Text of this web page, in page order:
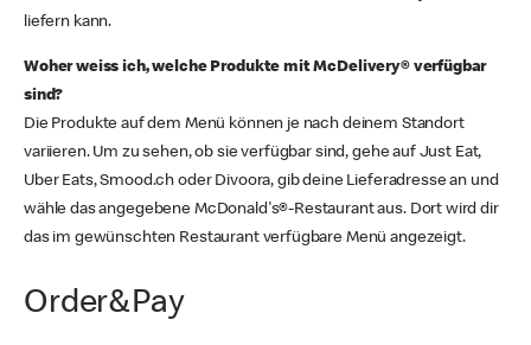
liefern kann.
Woher weiss ich, welche Produkte mit McDelivery® verfügbar
sind?
Die Produkte auf dem Menü können je nach deinem Standort
variieren. Um zu sehen, ob sie verfügbar sind, gehe auf Just Eat,
Uber Eats, Smood.ch oder Divoora, gib deine Lieferadresse an und
wähle das angegebene McDonald's®-Restaurant aus. Dort wird dir
das im gewünschten Restaurant verfügbare Menü angezeigt.
Order&Pay